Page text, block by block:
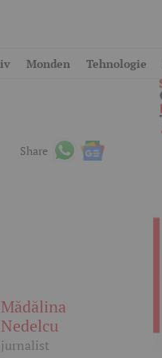
Monden Tehnologie
Share
Mădălina
Nedelcu
jurnalist